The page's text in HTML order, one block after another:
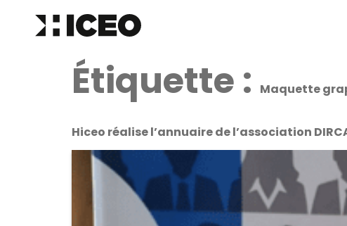
Étiquette : Maquette
Hiceo réalise l’annuaire de l’association